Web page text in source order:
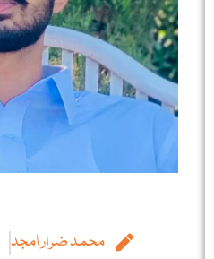
محمد ضرار امجد